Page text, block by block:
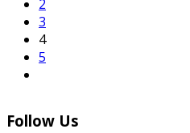
2
3
4
5
Follow Us